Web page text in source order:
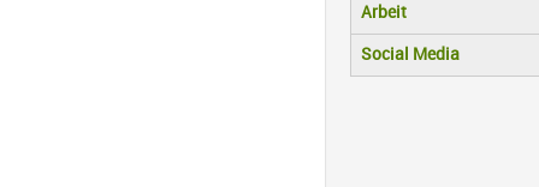
Arbeit
Social Media